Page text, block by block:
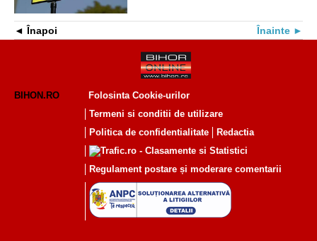
Înapoi Înainte
BIHON.RO
Folosinta Cookie-urilor
Termeni si conditii de utilizare
Politica de confidentialitate
Redactia
Regulament postare și moderare comentarii